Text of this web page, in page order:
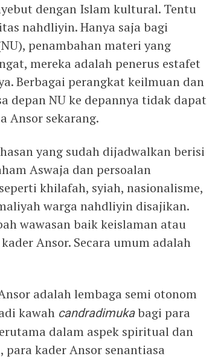
dengan Islam kultural. Tentu
nahdliyin. Hanya saja bagi
penambahan materi yang
mereka adalah penerus estafet
Berbagai perangkat keilmuan dan
NU ke depannya tidak dapat
Ansor sekarang.
yang sudah dijadwalkan berisi
Aswaja dan persoalan
khilafah, syiah, nasionalisme,
warga nahdliyin disajikan.
wawasan baik keislaman atau
Ansor. Secara umum adalah
adalah lembaga semi otonom
kawah candradimukabagi para
dalam aspek spiritual dan
para kader Ansor senantiasa